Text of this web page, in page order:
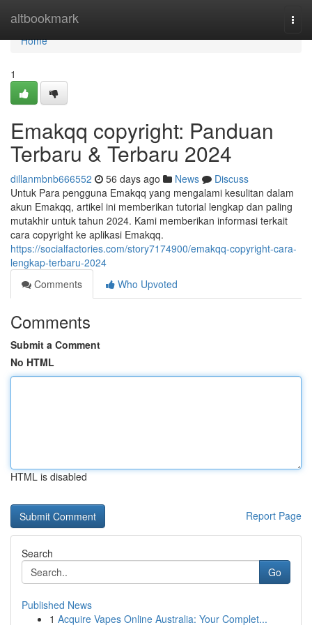
altbookmark
Home
Home
1
Emakqq copyright: Panduan
Terbaru & Terbaru 2024
dillanmbnb666552 56 days ago News
Discuss
Untuk Para pengguna Emakqq yang mengalami kesulitan dalam
akun Emakqq, artikel ini memberikan tutorial lengkap dan paling
mutakhir untuk tahun 2024. Kami memberikan informasi terkait
cara copyright ke aplikasi Emakqq.
https://socialfactories.com/story7174900/emakqq-copyright-cara-
lengkap-terbaru-2024
Comments
Who Upvoted
Comments
Submit a Comment
No HTML
HTML is disabled
Report Page
Search
Go
Published News
1 Acquire Vapes Online Australia: Your Complet...